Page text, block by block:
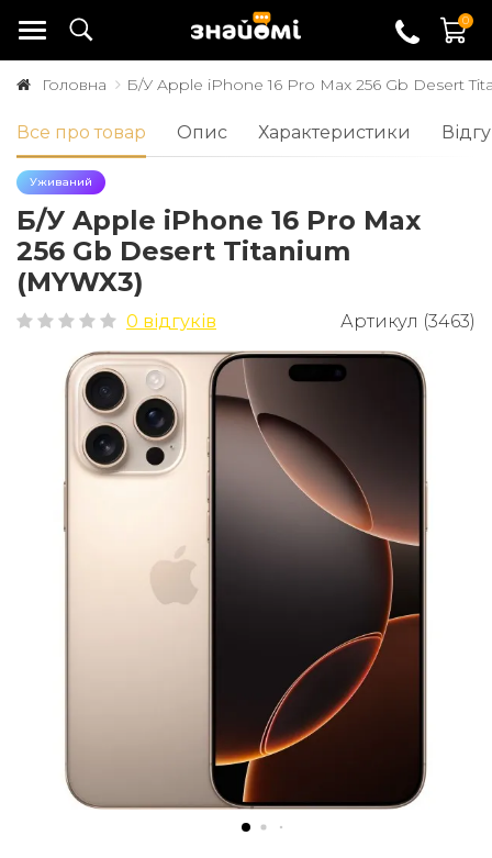
0
Головна Б/У Apple iPhone 16 Pro Max 256 Gb Desert
Все про товар Опис Характеристики
Уживаний
Б/У Apple iPhone 16 Pro Max
256 Gb Desert Titanium
(MYWX3)
0 відгуків Артикул (3463)